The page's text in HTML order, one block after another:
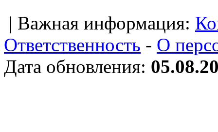
| Важная информация:
Ответственность - О
Дата обновления: